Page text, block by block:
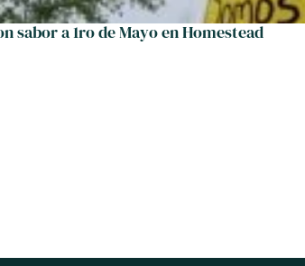
sabor a 1ro de Mayo en Homestead